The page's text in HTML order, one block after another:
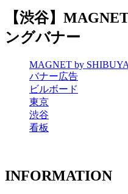
【渋谷】
ングバナー
MAGNET by
バナー広告
ビルボード
東京
渋谷
看板
INFORMATION